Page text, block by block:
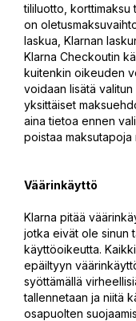
tililuotto, korttimaksu
on
laskua, Klarnan
Klarna Checkoutin
kuitenkin oikeuden
voidaan lisätä
yksittäiset
aina tietoa ennen
poistaa maksutapoja
Väärinkäyttö
Klarna pitää
jotka eivät ole sinun
käyttöoikeutta.
epäiltyyn
syöttämällä
tallennetaan ja niitä
osapuolten